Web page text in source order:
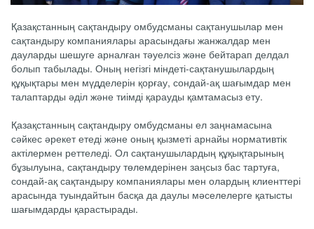
Қазақстанның сақтандыру омбудсманы сақтанушылар мен
сақтандыру компаниялары арасындағы жанжалдар мен
дауларды шешуге арналған тәуелсіз және бейтарап делдал
болып табылады. Оның негізгі міндеті-сақтанушылардың
құқықтары мен мүдделерін қорғау, сондай-ақ шағымдар мен
талаптарды әділ және тиімді қарауды қамтамасыз ету.
Қазақстанның сақтандыру омбудсманы ел заңнамасына
сәйкес әрекет етеді және оның қызметі арнайы нормативтік
актілермен реттеледі. Ол сақтанушылардың құқықтарының
бұзылуына, сақтандыру төлемдерінен заңсыз бас тартуға,
сондай-ақ сақтандыру компаниялары мен олардың клиенттері
арасында туындайтын басқа да даулы мәселелерге қатысты
шағымдарды қарастырады.